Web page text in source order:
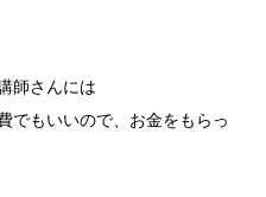
師さんには
でもいいので、お金をもらっ